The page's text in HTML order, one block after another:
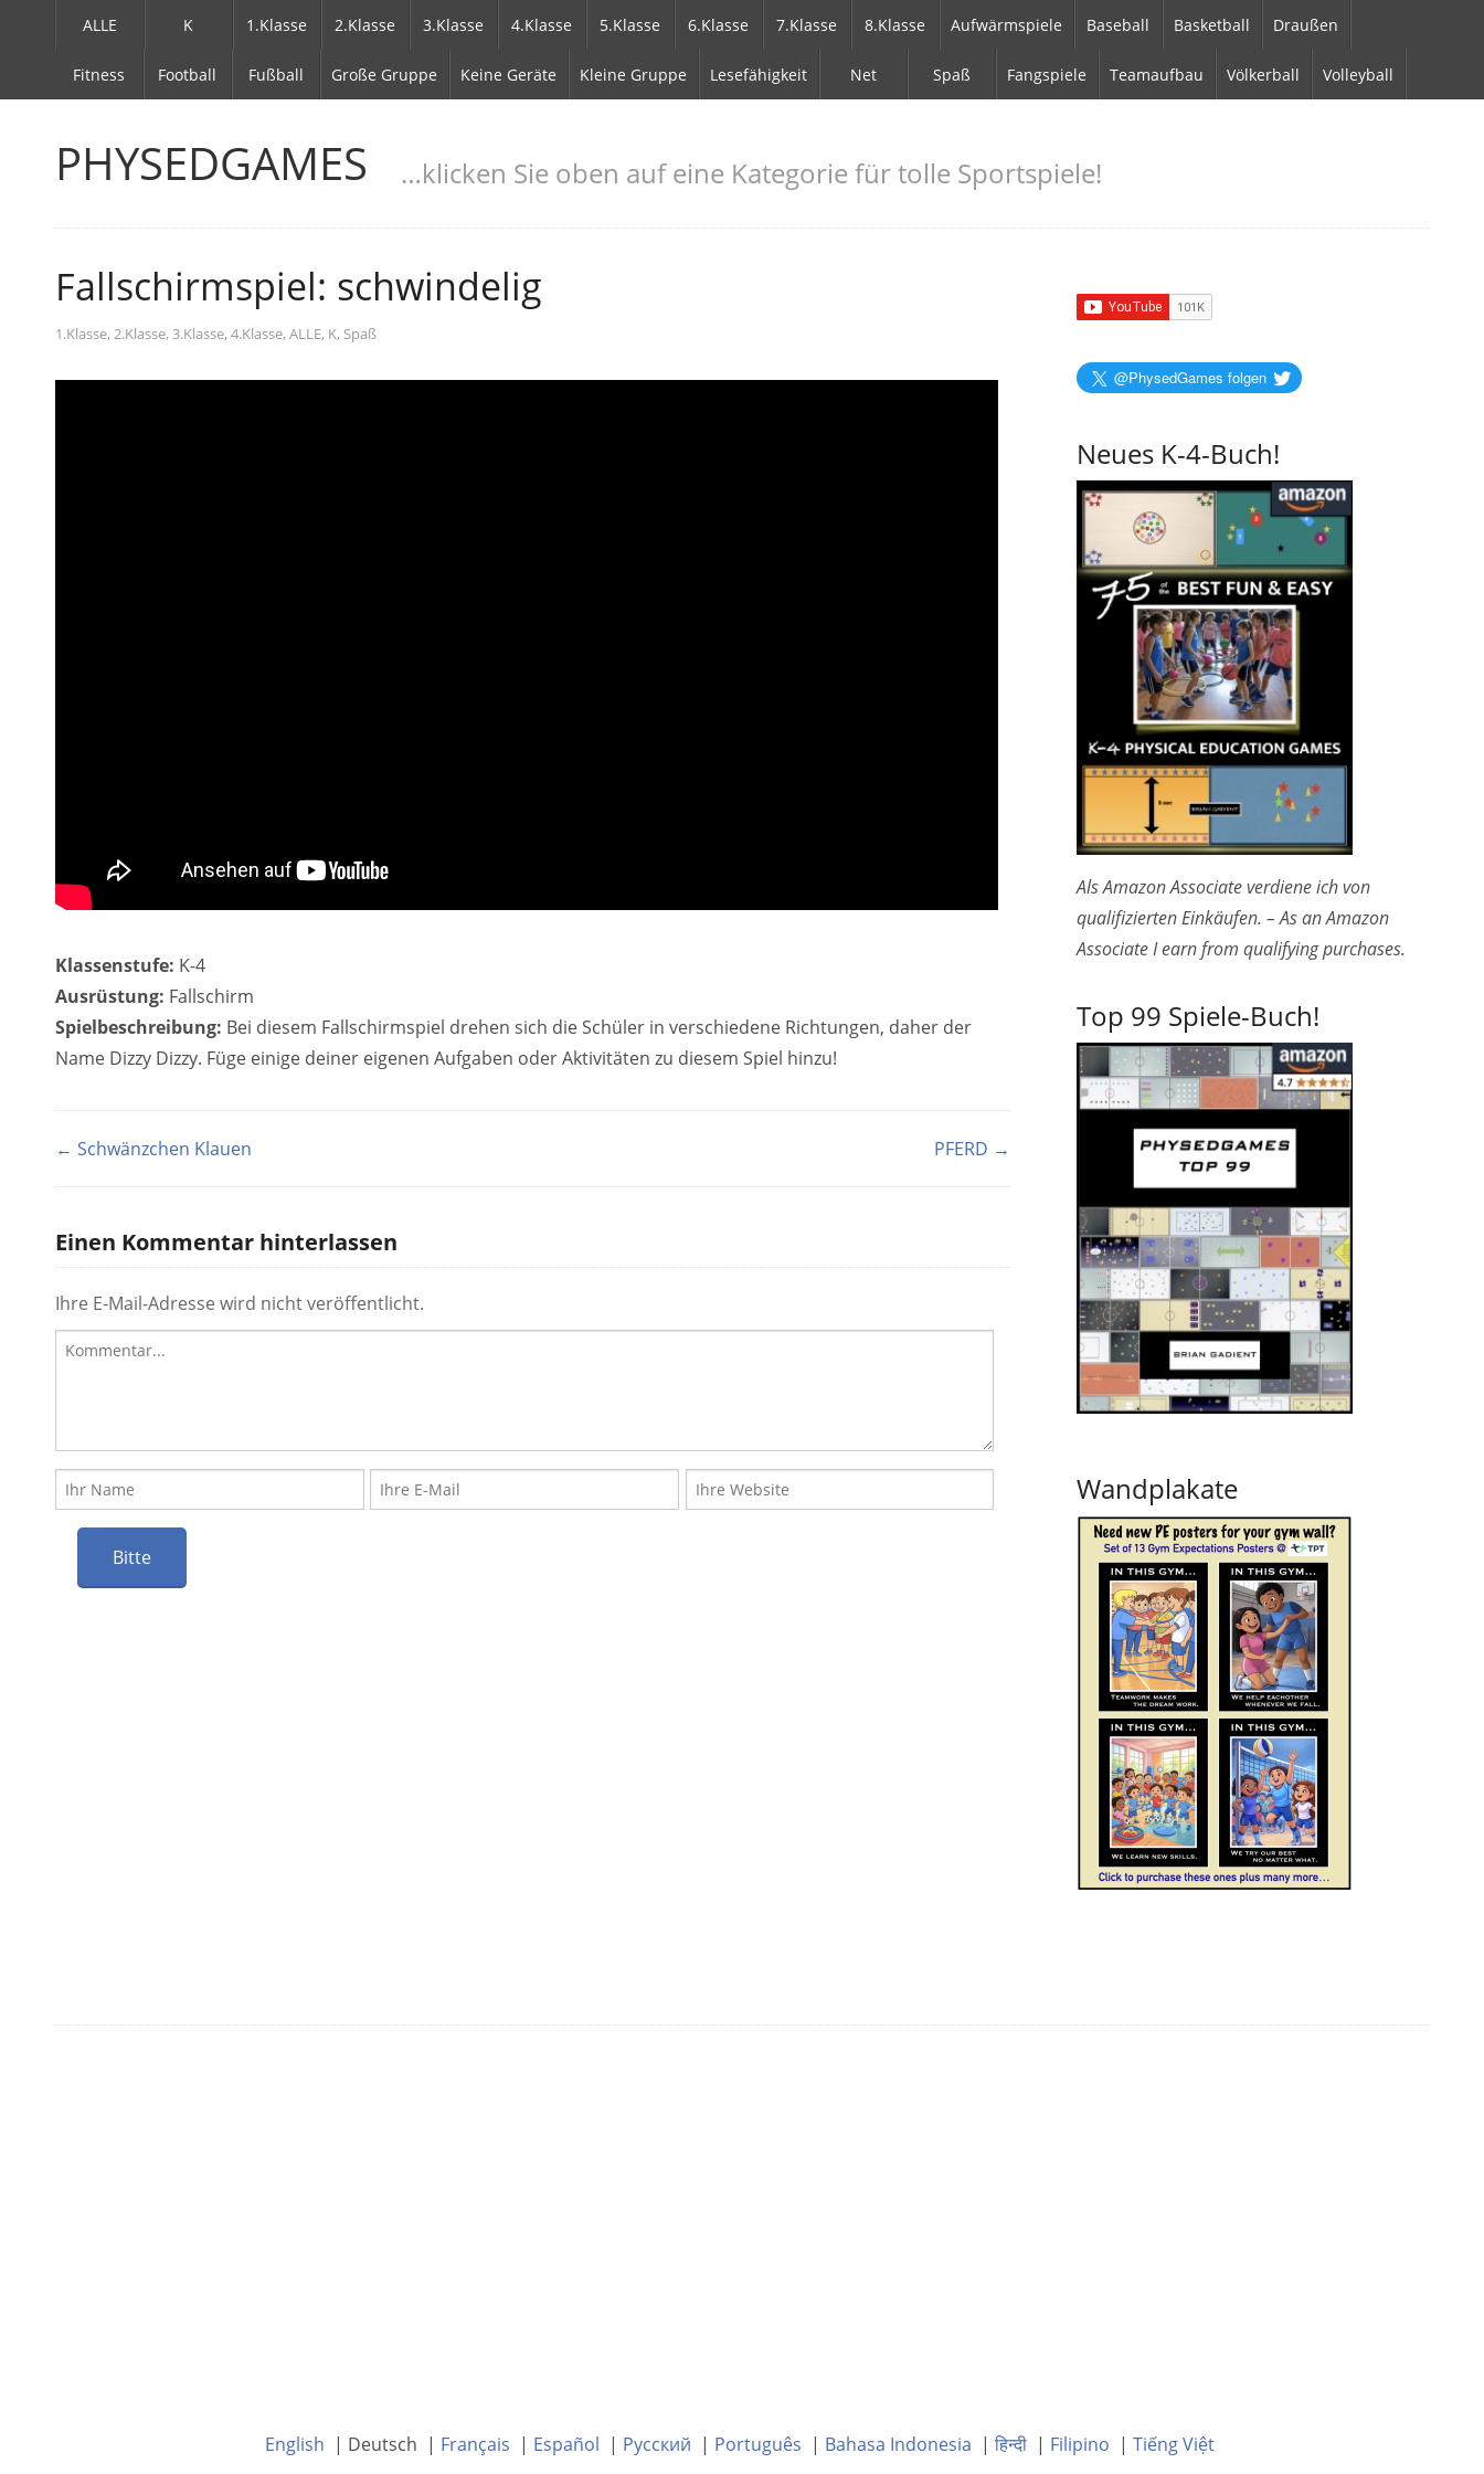
ALLE K 1.Klasse 2.Klasse 3.Klasse 4.Klasse 5.Klasse 6.Klasse 7.Klasse 8.Klasse Aufwärmspiele Baseball Basketball Draußen
Fitness Football Fußball Große Gruppe Keine Geräte Kleine Gruppe Lesefähigkeit Net Spaß Fangspiele Teamaufbau Völkerball Volleyball
PHYSEDGAMES …klicken Sie oben auf eine Kategorie für tolle Sportspiele!
Fallschirmspiel: schwindelig
1.Klasse, 2.Klasse, 3.Klasse, 4.Klasse, ALLE, K, Spaß
Klassenstufe: K-4
Ausrüstung: Fallschirm
Spielbeschreibung: Bei diesem Fallschirmspiel drehen sich die Schüler in verschiedene Richtungen, daher der
Name Dizzy Dizzy. Füge einige deiner eigenen Aufgaben oder Aktivitäten zu diesem Spiel hinzu!
← Schwänzchen Klauen PFERD →
Einen Kommentar hinterlassen
Ihre E-Mail-Adresse wird nicht veröffentlicht.
@PhysedGames folgen
Neues K-4-Buch!
Als Amazon Associate verdiene ich von
qualifizierten Einkäufen. – As an Amazon
Associate I earn from qualifying purchases.
Top 99 Spiele-Buch!
Wandplakate
English | Deutsch | Français | Español | Русский | Português | Bahasa Indonesia |हिन्दी | Filipino | Tiếng Việt